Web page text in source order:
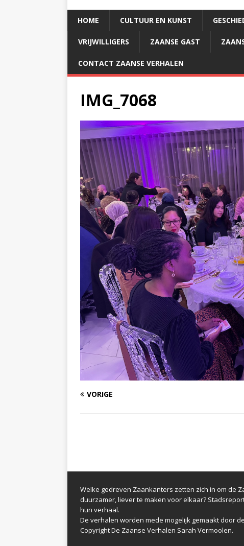
HOME CULTUUR EN KUNST
VRIJWILLIGERS ZAANSE GAST
CONTACT ZAANSE VERHALEN
IMG_7068
VORIGE
Welke gedreven Zaankanters zetten zich in om de
duurzamer, liever te maken voor elkaar?
hun verhaal.
De verhalen worden mede mogelijk gemaakt door
Copyright De Zaanse Verhalen Sarah Vermoolen.